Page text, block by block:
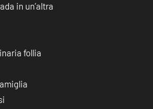
in un’altra
follia